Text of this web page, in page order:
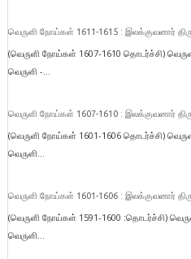
வெருளி நோய்கள் 1611-1615 : இலக்குவனார்
(வெருளி நோய்கள் 1607-1610 தொடர்ச்சி)
வெருளி -...
வெருளி நோய்கள் 1607-1610 : இலக்குவனார்
(வெருளி நோய்கள் 1601-1606 தொடர்ச்சி)
வெருளி...
வெருளி நோய்கள் 1601-1606 : இலக்குவனார்
(வெருளி நோய்கள் 1591-1600 :தொடர்ச்சி)
வெருளி...